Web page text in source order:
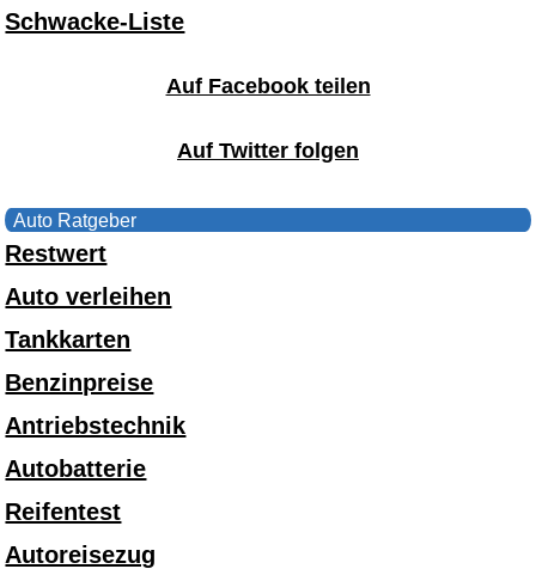
Schwacke-Liste
Auf Facebook teilen
Auf Twitter folgen
Auto Ratgeber
Restwert
Auto verleihen
Tankkarten
Benzinpreise
Antriebstechnik
Autobatterie
Reifentest
Autoreisezug